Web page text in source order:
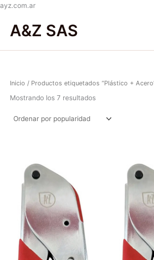
ayz.com.arIr
contenido
A&Z SAS
Inicio / Productos etiquetados “Plástico +
Mostrando los 7 resultados